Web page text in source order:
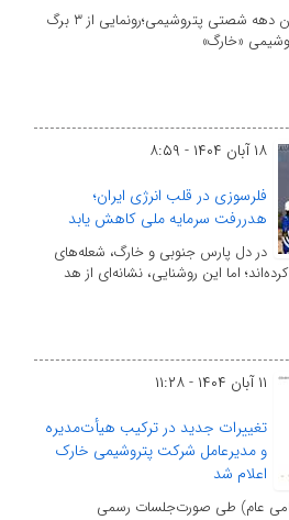
«کمیل» پرچم‌دار جدید مدیران دهه شصتی پتروشیمی‌؛رونمایی از ۳ برگ
«خارگ»
۱۸ آبان ۱۴۰۴ - ۸:۵۹
فلرسوزی در قلب انرژی ایران؛
هدررفت سرمایه ملی کاهش یابد
در دل پارس جنوبی و خارگ، شعله‌های
اما این روشنایی، نشانه‌ای از هد
۱۱ آبان ۱۴۰۴ - ۱۱:۲۸
تغییرات جدید در ترکیب هیأت‌مدیره
و مدیرعامل شرکت پتروشیمی خارک
اعلام شد
عام) طی صورت‌جلسات رسمی